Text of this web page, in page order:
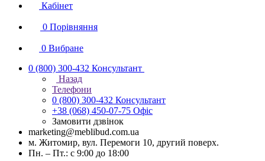
Кабінет
0 Порівняння
0 Вибране
0 (800) 300-432 Консультант
Назад
Телефони
0 (800) 300-432 Консультант
+38 (068) 450-07-75 Офіс
Замовити дзвінок
marketing@meblibud.com.ua
м. Житомир, вул. Перемоги 10, другий поверх.
Пн. – Пт.: с 9:00 до 18:00